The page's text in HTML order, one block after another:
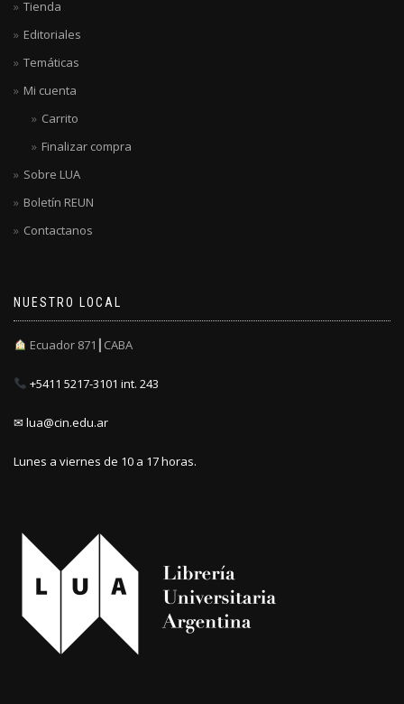
Tienda
Editoriales
Temáticas
Mi cuenta
Carrito
Finalizar compra
Sobre LUA
Boletín REUN
Contactanos
NUESTRO LOCAL
Ecuador 871┃CABA
+5411 5217-3101 int. 243
✉ lua@cin.edu.ar
Lunes a viernes de 10 a 17 horas.